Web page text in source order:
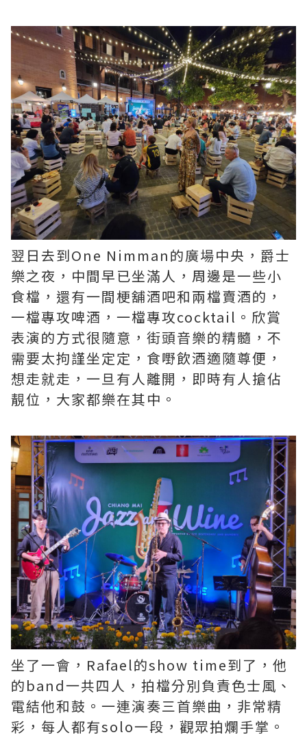
翌日去到One Nimman的廣場中央，爵士
樂之夜，中間早已坐滿人，周邊是一些小
食檔，還有一間梗舖酒吧和兩檔賣酒的，
一檔專攻啤酒，一檔專攻cocktail。欣賞
表演的方式很隨意，街頭音樂的精髓，不
需要太拘謹坐定定，食嘢飲酒適隨尊便，
想走就走，一旦有人離開，即時有人搶佔
靚位，大家都樂在其中。
坐了一會，Rafael的show time到了，他
的band一共四人，拍檔分別負責色士風、
電結他和鼓。一連演奏三首樂曲，非常精
彩，每人都有solo一段，觀眾拍爛手掌。